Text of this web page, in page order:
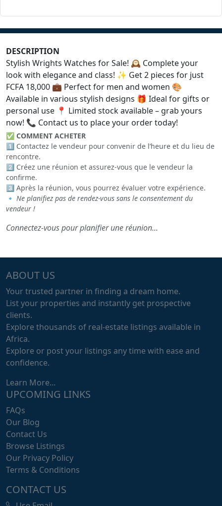
DESCRIPTION
Stylish Wrights Watches for Sale! 🕰️ Complete your
look with elegance and class! ✨ Get 2 pieces for just
FCFA 18,000 💼 Perfect for men and women 🎨
Available in various stylish designs 🎁 Ideal for gifts or
personal use 📍 Limited stock available – grab yours
now! 📞 Contact us to place your order today!
✅ COMMENT ACHETER
1️⃣ Contactez le vendeur pour convenir de l’heure et du lieu de
rencontre.
2️⃣ Créez une réunion et assurez-vous que le vendeur la
confirme.
3️⃣ Après la réunion, vous pourrez évaluer votre expérience.
🔹 Ne planifiez pas de rendez-vous sans le consentement du
vendeur !
Connectez-vous pour planifier une réunion...
ABOUT US
Your trusted partner in finding a dream home.
List your properties and instantly get prospective
clients.
Explore thousands of real-estate listings available in
Africa.
Explore or post your listings any time with ease and
confidence.
Learn More...
UPCOMING LINKS
FAQs
Our Blog
Contact Us
Browse Listings
Our Privacy Policy
Terms & Conditions
CONTACT US